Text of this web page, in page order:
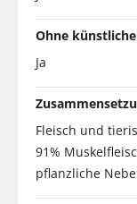
Ohne
Ja
Fleisch und
91%
pflanzliche